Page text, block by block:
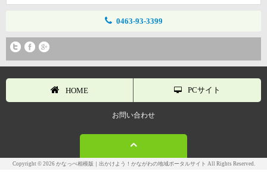
0463-93-3399
HOME PCサイト
お問い合わせ
Copyright © 2026 かなっぺ相模版｜出かけよう！かながわの地域ポータルサイト All Rights Reserved.